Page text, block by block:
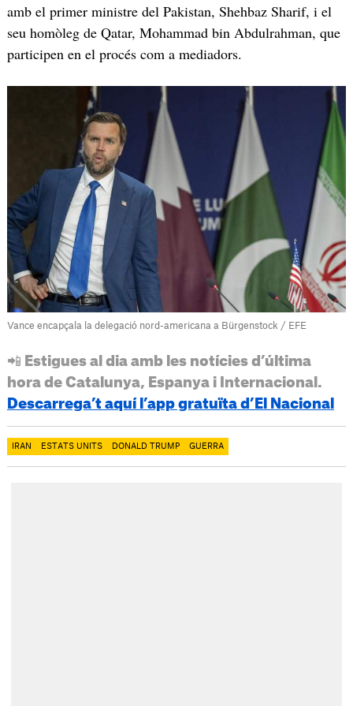
amb el primer ministre del Pakistan, Shehbaz Sharif, i el
seu homòleg de Qatar, Mohammad bin Abdulrahman, que
participen en el procés com a mediadors.
Vance encapçala la delegació nord-americana a Bürgenstock / EFE
📲 Estigues al dia amb les notícies d’última
hora de Catalunya, Espanya i Internacional.
Descarrega’t aquí l’app gratuïta d’El Nacional
IRAN ESTATS UNITS DONALD TRUMP GUERRA